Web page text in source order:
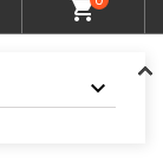
shopping_cart